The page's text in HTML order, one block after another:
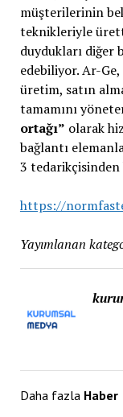
müşterilerinin
teknikleriyle
duydukları diğer
edebiliyor. Ar-
üretim, satın
tamamını
ortağı” olarak
bağlantı
3
https://
Yayımlanan
Daha fazla Haber